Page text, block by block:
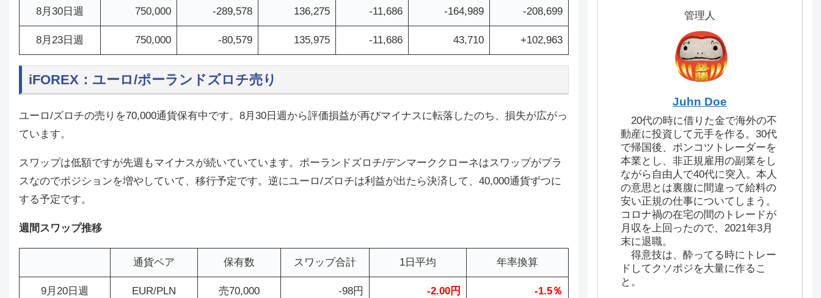
8月30日週 750,000 -289,578 136,275 -11,686 -164,989 -208,699
8月23日週 750,000 -80,579 135,975 -11,686 43,710 +102,963
iFOREX：ユーロ/ポーランドズロチ売り
ユーロ/ズロチの売りを70,000通貨保有中です。8月30日週から評価損益が再びマイナスに転落したのち、損失が広がっ
ています。
スワップは低額ですが先週もマイナスが続いていています。 ポーランドズロチ/デンマーククローネはスワップがプラ
スなのでポジションを増やしていて、移行予定です。逆にユーロ/ズロチは利益が出たら決済して、40,000通貨ずつに
する予定です。
週間スワップ推移
通貨ペア 保有数 スワップ合計 1日平均 年率換算
9月20日週 EUR/PLN 売70,000 -98円 -2.00円 -1.5％
管理人
Juhn Doe
20代の時に借りた金で海外の不
動産に投資して元手を作る。30代
で帰国後、ポンコツトレーダーを
本業とし、非正規雇用の副業をし
ながら自由人で40代に突入。本人
の意思とは裏腹に間違って給料の
安い正規の仕事についてしまう。
コロナ禍の在宅の間のトレードが
月収を上回ったので、2021年3月
末に退職。
得意技は、酔ってる時にトレー
ドしてクソポジを大量に作るこ
と。